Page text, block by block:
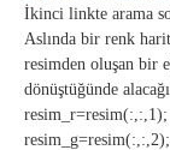
İkinci linkte arama
Aslında bir renk
resimden oluşan bir
dönüştüğünde
resim_r=resim(:,:,1);
resim_g=resim(:,:,2);